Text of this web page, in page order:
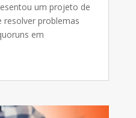
um projeto de
resolver problemas
em